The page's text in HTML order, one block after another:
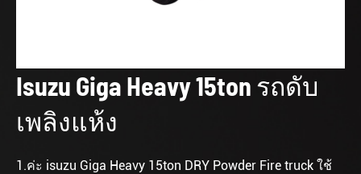
Isuzu Giga Heavy 15ton รถดับ
เพลิงแห้ง
1.ค่ะ isuzu Giga Heavy 15ton DRY Powder Fire truck ใช้